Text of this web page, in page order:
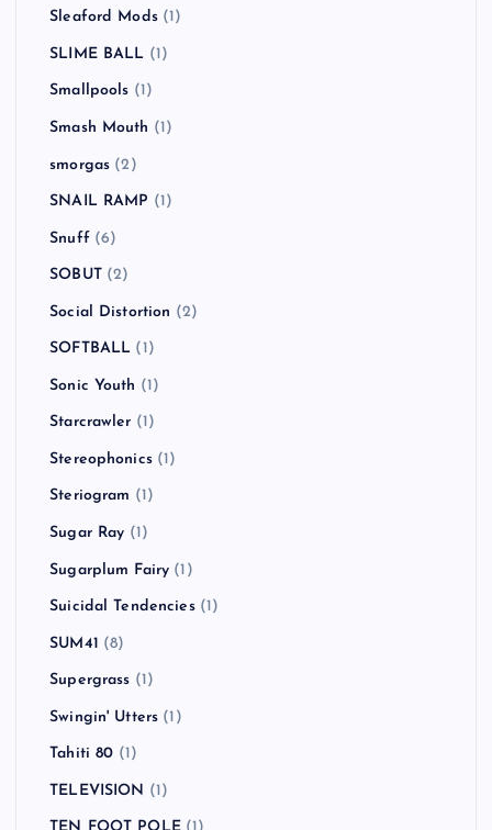
Sleaford Mods(1)
SLIME BALL (1)
Smallpools (1)
Smash Mouth (1)
smorgas (2)
SNAIL RAMP (1)
Snuff (6)
SOBUT(2)
Social Distortion (2)
SOFTBALL (1)
Sonic Youth (1)
Starcrawler (1)
Stereophonics(1)
Steriogram (1)
Sugar Ray (1)
Sugarplum Fairy (1)
Suicidal Tendencies(1)
SUM41 (8)
Supergrass (1)
Swingin' Utters (1)
Tahiti 80 (1)
TELEVISION (1)